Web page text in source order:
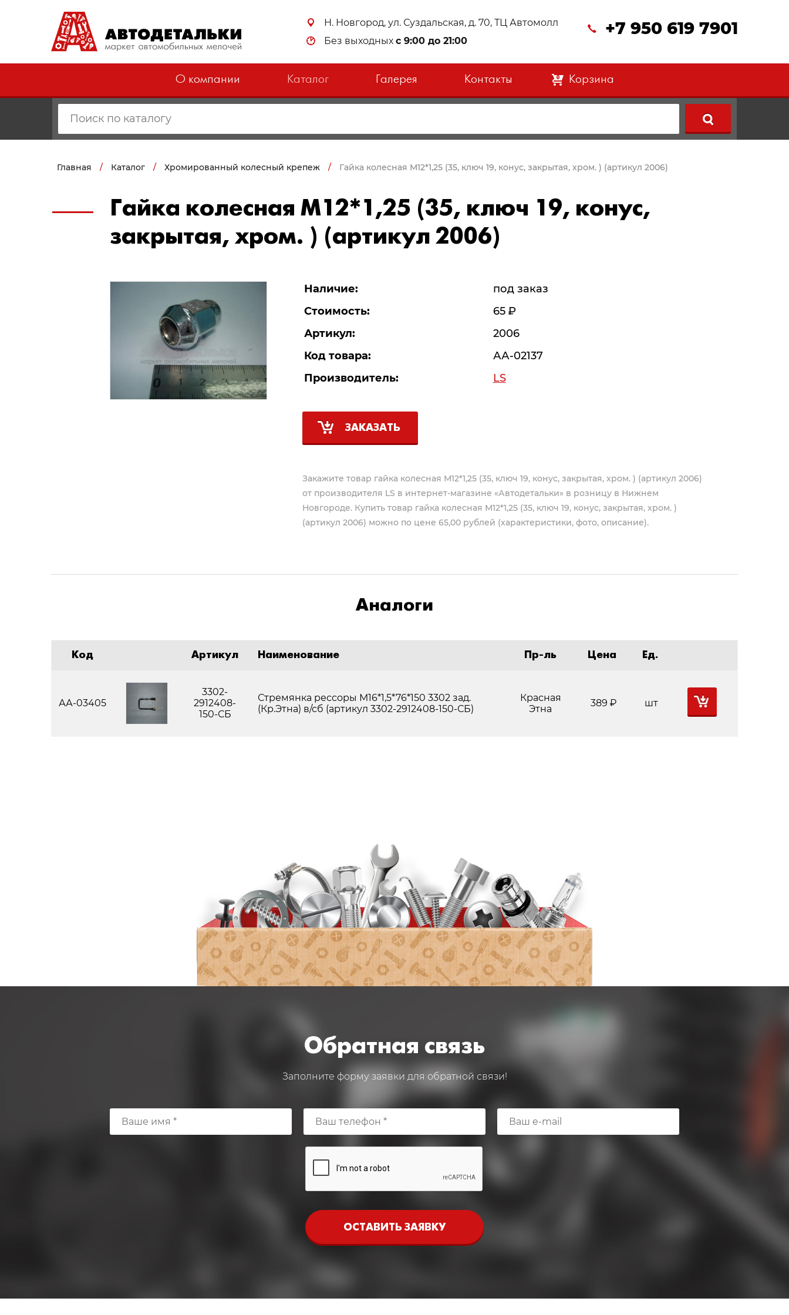
Н. Новгород, ул. Суздальская, д. 70, ТЦ Автомолл
Без выходных с 9:00 до 21:00
+7 950 619 7901
О компании Каталог Галерея Контакты 0 Корзина
Главная / Каталог / Хромированный колесный крепеж / Гайка колесная М12*1,25 (35, ключ 19, конус, закрытая, хром. ) (артикул 2006)
Гайка колесная М12*1,25 (35, ключ 19, конус,
закрытая, хром. ) (артикул 2006)
Наличие:
под заказ
Стоимость:
65 Р
Артикул:
2006
Код товара:
АА-02137
Производитель:
LS
ЗАКАЗАТЬ
Закажите товар гайка колесная М12*1,25 (35, ключ 19, конус, закрытая, хром. ) (артикул 2006)
от производителя LS в интернет-магазине «Автодетальки» в розницу в Нижнем
Новгороде. Купить товар гайка колесная М12*1,25 (35, ключ 19, конус, закрытая, хром. )
(артикул 2006) можно по цене 65,00 рублей (характеристики, фото, описание).
Аналоги
Код Артикул Наименование Пр-ль Цена Ед.
АА-03405
3302-
2912408-
150-СБ
Стремянка рессоры М16*1,5*76*150 3302 зад.
(Кр.Этна) в/сб (артикул 3302-2912408-150-СБ)
Красная
Этна
389Р шт
Обратная связь
Заполните форму заявки для обратной связи!
ОСТАВИТЬ ЗАЯВКУ